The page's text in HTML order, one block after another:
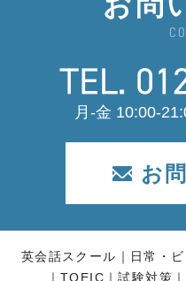
月-金 10:00-
お
英会話スクール 日常・
TOEIC
試験対策